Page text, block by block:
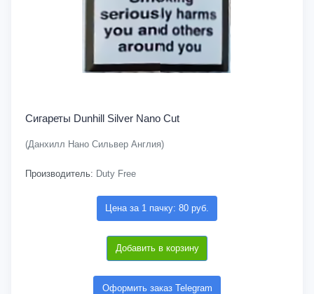
Сигареты Dunhill Silver Nano Cut
(Данхилл Нано Сильвер Англия)
Производитель: Duty Free
Цена за 1 пачку: 80 руб.
Добавить в корзину
Оформить заказ Telegram